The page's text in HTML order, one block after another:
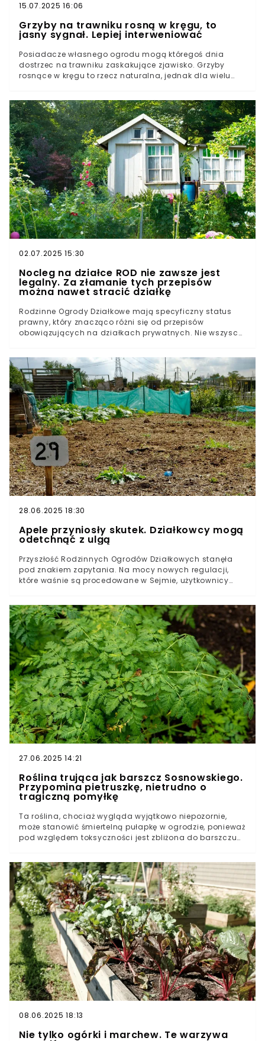
15.07.2025 16:06
Grzyby na trawniku rosną w kręgu, to
jasny sygnał. Lepiej interweniować
Posiadacze własnego ogrodu mogą któregoś dnia
dostrzec na trawniku zaskakujące zjawisko. Grzyby
rosnące w kręgu to rzecz naturalna, jednak dla wielu
zainterweniować, są sposoby na pozbycie się ich z
ogrodu.
02.07.2025 15:30
Nocleg na działce ROD nie zawsze jest
legalny. Za złamanie tych przepisów
można nawet stracić działkę
Rodzinne Ogrody Działkowe mają specyficzny status
prawny, który znacząco różni się od przepisów
obowiązujących na działkach prywatnych. Nie wszyscy
Pytaniem, które szczególnie często pojawia się w
sezonie wakacyjnym, dotyczy możliwości noclegu na
działce. Takie postępowanie jest często nielegalne — w
jakich konkretnie przypadkach?
28.06.2025 18:30
Apele przyniosły skutek. Działkowcy mogą
odetchnąć z ulgą
Przyszłość Rodzinnych Ogrodów Działkowych stanęła
pod znakiem zapytania. Na mocy nowych regulacji,
które waśnie są procedowane w Sejmie, użytkownicy
poprawki w specustawie i wygląda na to, że ich
argumenty padły na podatny grunt — już wiadomo co
dalej z wywłaszczeniami.
27.06.2025 14:21
Roślina trująca jak barszcz Sosnowskiego.
Przypomina pietruszkę, nietrudno o
tragiczną pomyłkę
Ta roślina, chociaż wygląda wyjątkowo niepozornie,
może stanowić śmiertelną pułapkę w ogrodzie, ponieważ
pod względem toksyczności jest zbliżona do barszczu
jak pasternak. Najlepiej jak najszybciej usunąć ją z
działki.
08.06.2025 18:13
Nie tylko ogórki i marchew. Te warzywa